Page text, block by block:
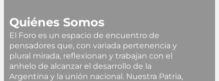
Quiénes Somos
El Foro es un espacio de encuentro de
pensadores que, con variada pertenencia y
plural mirada, reflexionan y trabajan con el
anhelo de alcanzar el desarrollo de la
Argentina y la unión nacional. Nuestra Patria,